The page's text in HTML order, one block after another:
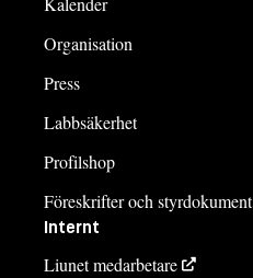
Organisation
Press
Labbsäkerhet
Profilshop
Föreskrifter och styrdokument
Internt
Liunet medarbetare